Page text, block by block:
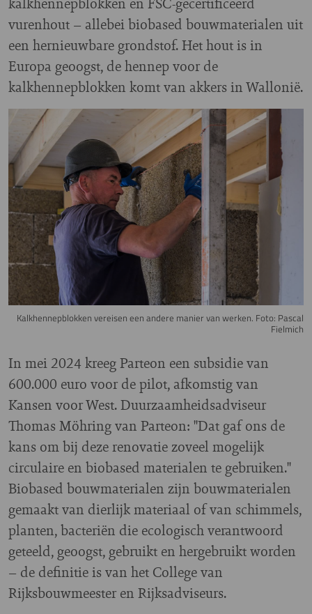
vurenhout – allebei biobased bouwmaterialen uit
een hernieuwbare grondstof. Het hout is in
Europa geoogst, de hennep voor de
kalkhennepblokken komt van akkers in Wallonië.
Image
Kalkhennepblokken vereisen een andere manier van werken. Foto: Pascal
Fielmich
In mei 2024 kreeg Parteon een subsidie van
600.000 euro voor de pilot, afkomstig van
Kansen voor West. Duurzaamheidsadviseur
Thomas Möhring van Parteon: "Dat gaf ons de
kans om bij deze renovatie zoveel mogelijk
circulaire en biobased materialen te gebruiken."
Biobased bouwmaterialen zijn bouwmaterialen
gemaakt van dierlijk materiaal of van schimmels,
planten, bacteriën die ecologisch verantwoord
geteeld, geoogst, gebruikt en hergebruikt worden
– de definitie is van het College van
Rijksbouwmeester en Rijksadviseurs.